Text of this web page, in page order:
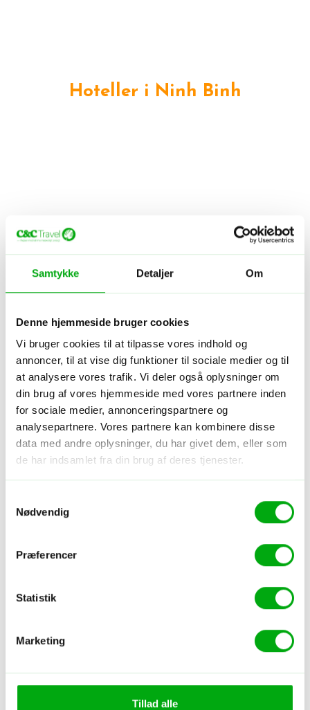
Samtykke Detaljer Om
Denne hjemmeside bruger cookies
Vi bruger cookies til at tilpasse vores indhold og
annoncer, til at vise dig funktioner til sociale medier og til
at analysere vores trafik. Vi deler også oplysninger om
din brug af vores hjemmeside med vores partnere inden
for sociale medier, annonceringspartnere og
analysepartnere. Vores partnere kan kombinere disse
data med andre oplysninger, du har givet dem, eller som
de har indsamlet fra din brug af deres tjenester.
Nødvendig
Præferencer
Statistik
Marketing
Tillad alle
Hoteller i Ninh Binh
Hotel - Vietnam - Ninh Binh
Gæsters bedømmelse
Tripadvisor vurdering
Nham Village Resort
Tripadvisor vurdering